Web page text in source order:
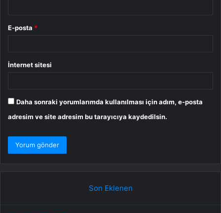
E-posta *
İnternet sitesi
Daha sonraki yorumlarımda kullanılması için adım, e-posta
adresim ve site adresim bu tarayıcıya kaydedilsin.
Son Eklenen